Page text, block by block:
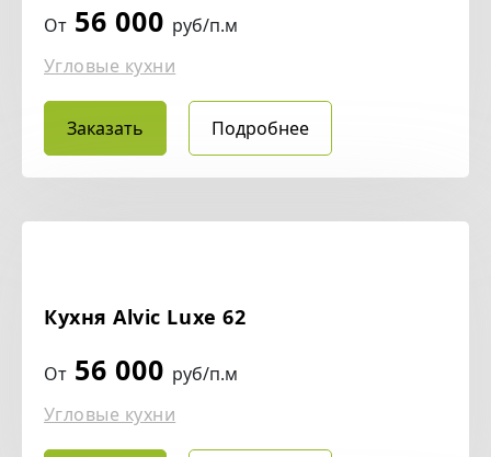
От 56 000 руб/п.м
Угловые кухни
Заказать Подробнее
Кухня Alvic Luxe 62
От 56 000 руб/п.м
Угловые кухни